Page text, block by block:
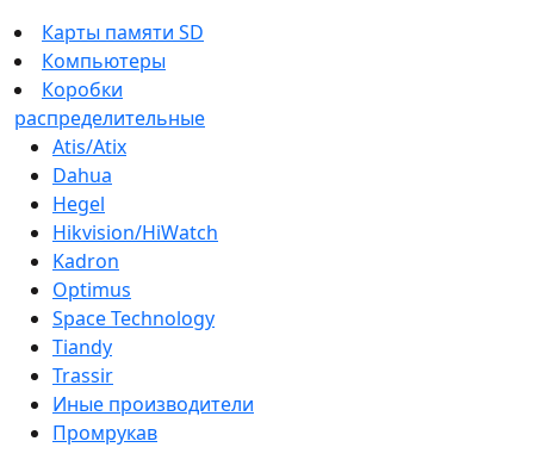
Карты памяти SD
Компьютеры
Коробки
распределительные
Atis/Atix
Dahua
Hegel
Hikvision/HiWatch
Kadron
Optimus
Space Technology
Tiandy
Trassir
Иные производители
Промрукав